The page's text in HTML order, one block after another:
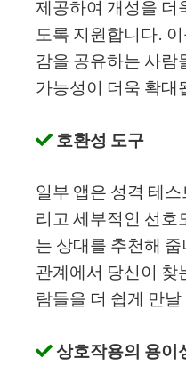
제공하여 개성을 더
도록 지원합니다.
감을 공유하는 사람
가능성이 더욱 확대
호환성 도구
일부 앱은 성격 테
리고 세부적인 선호
는 상대를 추천해
관계에서 당신이 찾
람들을 더 쉽게 만
상호작용의 용이